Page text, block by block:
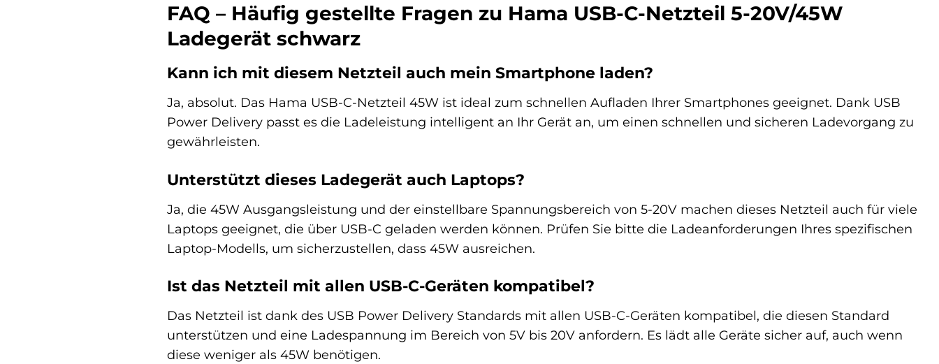
FAQ – Häufig gestellte Fragen zu Hama USB-C-Netzteil 5-20V/45W
Ladegerät schwarz
Kann ich mit diesem Netzteil auch mein Smartphone laden?
Ja, absolut. Das Hama USB-C-Netzteil 45W ist ideal zum schnellen Aufladen Ihrer Smartphones geeignet. Dank USB
Power Delivery passt es die Ladeleistung intelligent an Ihr Gerät an, um einen schnellen und sicheren Ladevorgang zu
gewährleisten.
Unterstützt dieses Ladegerät auch Laptops?
Ja, die 45W Ausgangsleistung und der einstellbare Spannungsbereich von 5-20V machen dieses Netzteil auch für viele
Laptops geeignet, die über USB-C geladen werden können. Prüfen Sie bitte die Ladeanforderungen Ihres spezifischen
Laptop-Modells, um sicherzustellen, dass 45W ausreichen.
Ist das Netzteil mit allen USB-C-Geräten kompatibel?
Das Netzteil ist dank des USB Power Delivery Standards mit allen USB-C-Geräten kompatibel, die diesen Standard
unterstützen und eine Ladespannung im Bereich von 5V bis 20V anfordern. Es lädt alle Geräte sicher auf, auch wenn
diese weniger als 45W benötigen.